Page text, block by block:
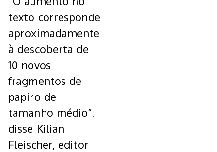
texto corresponde
aproximadamente
à descoberta de
10 novos
fragmentos de
papiro de
tamanho médio”,
disse Kilian
Fleischer, editor